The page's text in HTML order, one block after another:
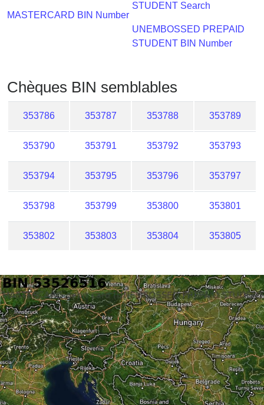
MASTERCARD BIN Number
STUDENT Search
UNEMBOSSED PREPAID
STUDENT BIN Number
Chèques BIN semblables
353786 353787 353788 353789
353790 353791 353792 353793
353794 353795 353796 353797
353798 353799 353800 353801
353802 353803 353804 353805